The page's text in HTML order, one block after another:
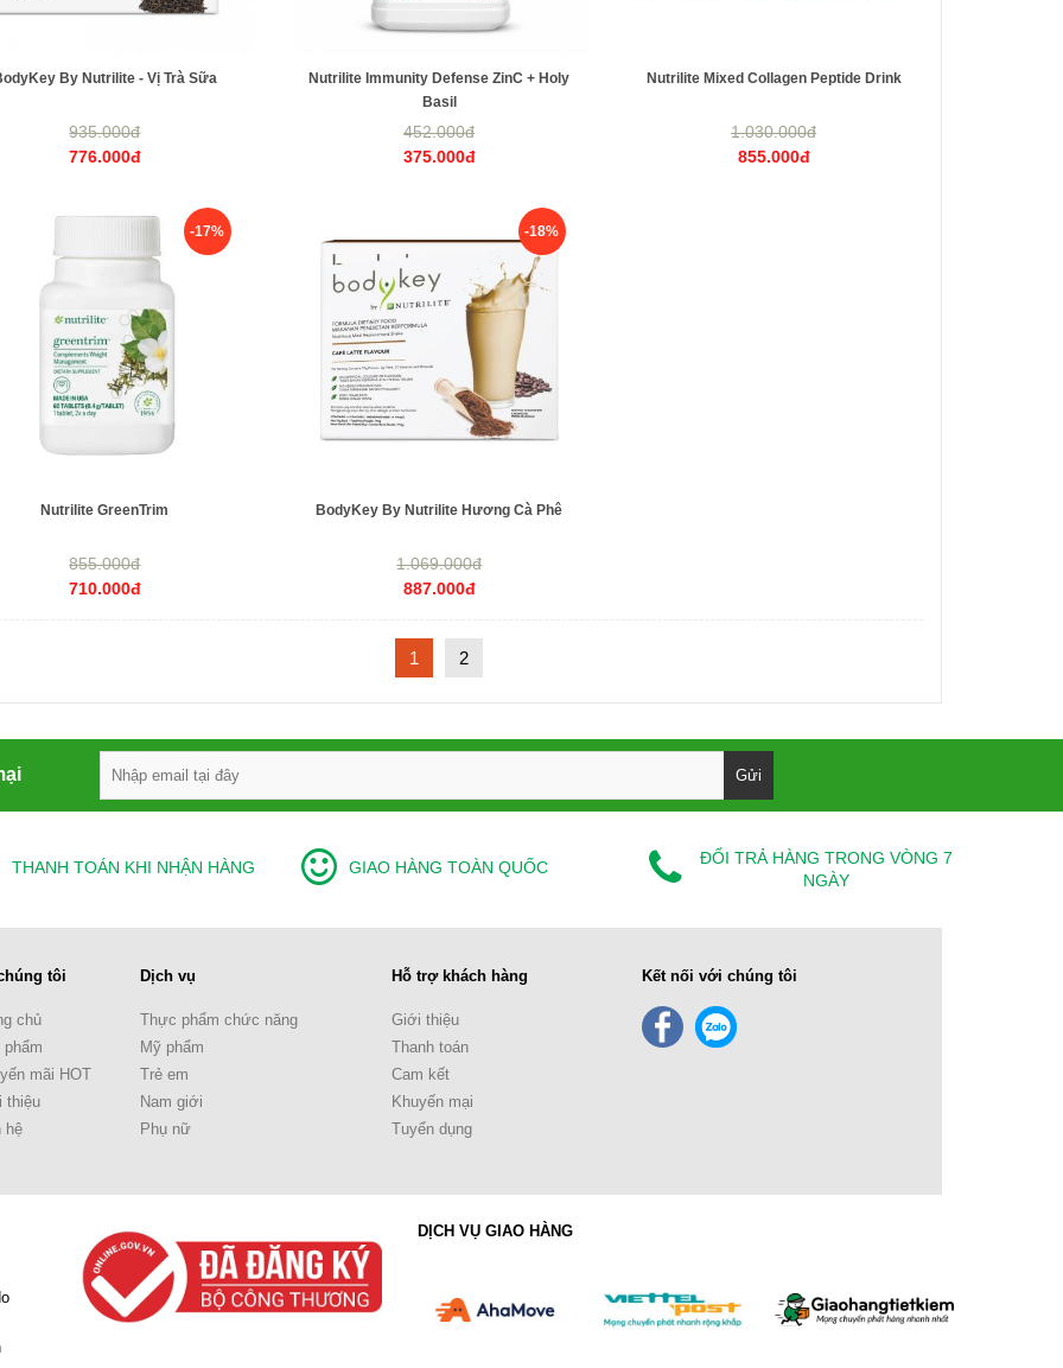
By Nutrilite - Vị Trà Sữa
935.000đ
776.000đ
Nutrilite Immunity Defense ZinC + Holy
Basil
452.000đ
375.000đ
Nutrilite Mixed Collagen Peptide Drink
1.030.000đ
855.000đ
-17%
Nutrilite GreenTrim
855.000đ
710.000đ
-18%
BodyKey By Nutrilite Hương Cà Phê
1.069.000đ
887.000đ
1 2
THANH TOÁN KHI NHẬN HÀNG GIAO HÀNG TOÀN QUỐC
ĐỔI TRẢ HÀNG TRONG VÒNG 7
NGÀY
tôi
chủ
phẩm
mãi HOT
thiệu
hệ
Dịch vụ
Thực phẩm chức năng
Mỹ phẩm
Trẻ em
Nam giới
Phụ nữ
Hỗ trợ khách hàng
Giới thiệu
Thanh toán
Cam kết
Khuyến mại
Tuyển dụng
Kết nối với chúng tôi
DỊCH VỤ GIAO HÀNG